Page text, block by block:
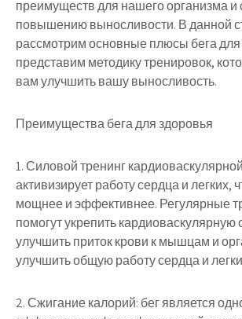
преимуществ для нашего организма и
повышению выносливости. В данной
рассмотрим основные плюсы бега для
представим методику тренировок,
вам улучшить вашу выносливость.
Преимущества бега для здоровья
1. Силовой тренинг
активизирует работу сердца и легких,
мощнее и эффективнее. Регулярные
помогут укрепить кардиоваскулярную
улучшить приток крови к мышцам и
улучшить общую работу сердца и
2. Сжигание калорий: бег является